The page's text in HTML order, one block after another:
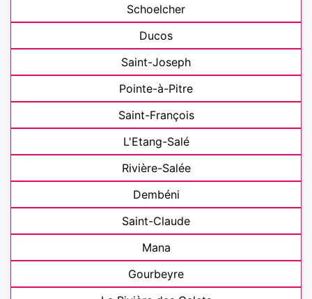
Schoelcher
Ducos
Saint-Joseph
Pointe-à-Pitre
Saint-François
L'Etang-Salé
Rivière-Salée
Dembéni
Saint-Claude
Mana
Gourbeyre